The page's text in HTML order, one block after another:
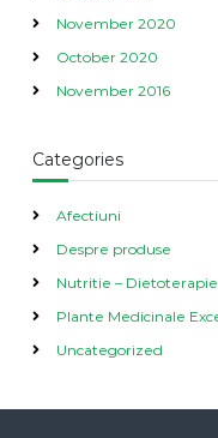
November 2020
October 2020
November 2016
Categories
Afectiuni
Despre produse
Nutritie – Dietoterapie
Plante Medicinale
Uncategorized